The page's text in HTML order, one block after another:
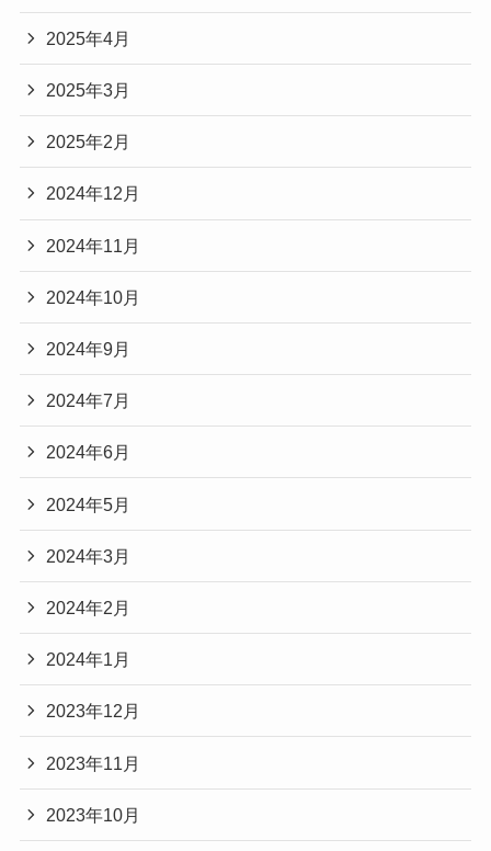
2025年4月
2025年3月
2025年2月
2024年12月
2024年11月
2024年10月
2024年9月
2024年7月
2024年6月
2024年5月
2024年3月
2024年2月
2024年1月
2023年12月
2023年11月
2023年10月